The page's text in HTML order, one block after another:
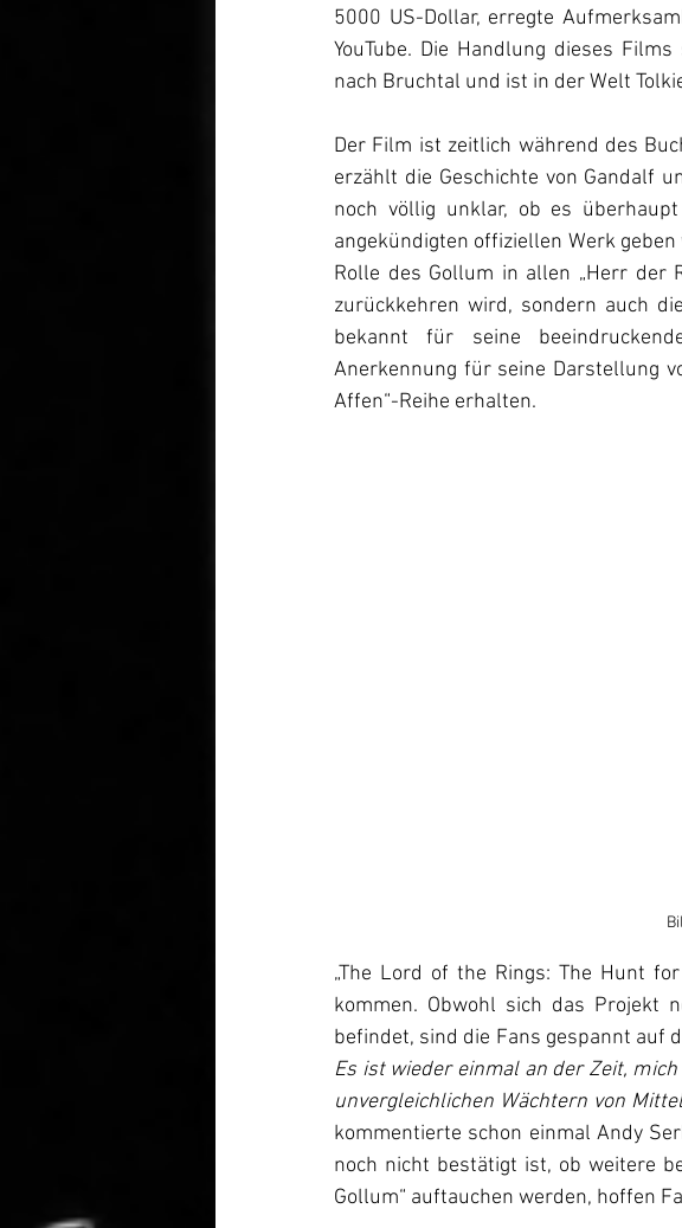
5000 US-Dollar, erregte
YouTube. Die Handlung dieses
nach Bruchtal und ist in der Welt
Der Film ist zeitlich während des
erzählt die Geschichte von Gandalf
noch völlig unklar, ob es
angekündigten offiziellen Werk
Rolle des Gollum in allen „Herr der
zurückkehren wird, sondern auch
bekannt für seine
Anerkennung für seine Darstellung
Affen“-Reihe erhalten.
„The Lord of the Rings: The Hunt
kommen. Obwohl sich das Projekt
befindet, sind die Fans gespannt auf
Es ist wieder einmal an der Zeit,
unvergleichlichen Wächtern von
kommentierte schon einmal Andy
noch nicht bestätigt ist, ob weitere
Gollum“ auftauchen werden, hoffen